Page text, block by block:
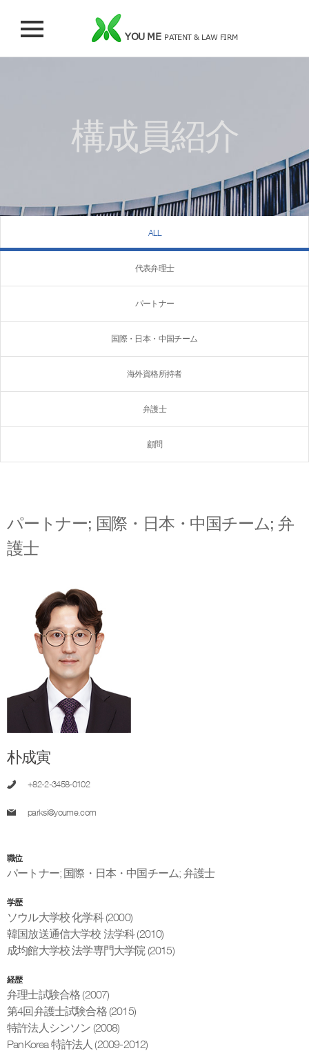
YOU ME PATENT & LAW FIRM
構成員紹介
ALL
代表弁理士
パートナー
国際・日本・中国チーム
海外資格所持者
弁護士
顧問
パートナー; 国際・日本・中国チーム;弁
護士
朴成寅
+82-2-3458-0102
parksi@youme.com
職位
パートナー; 国際・日本・中国チーム; 弁護士
学歴
ソウル大学校 化学科 (2000)
韓国放送通信大学校 法学科 (2010)
成均館大学校 法学専門大学院 (2015)
経歴
弁理士試験合格 (2007)
第4回弁護士試験合格 (2015)
特許法人シンソン (2008)
PanKorea 特許法人 (2009-2012)